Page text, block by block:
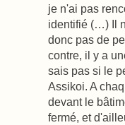
je n'ai pas
identifié (…) Il
donc pas de
contre, il y a
sais pas si le
Assikoi. A
devant le
fermé, et